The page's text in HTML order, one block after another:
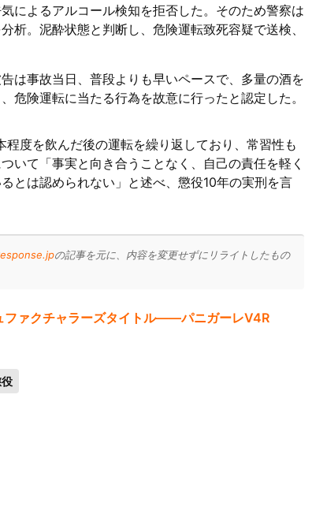
によるアルコール検知を拒否した。そのため警察は
析。泥酔状態と判断し、危険運転致死容疑で送検、
は事故当日、普段よりも早いペースで、多量の酒を
危険運転に当たる行為を故意に行ったと認定した。
度を飲んだ後の運転を繰り返しており、常習性も
いて「事実と向き合うことなく、自己の責任を軽く
とは認められない」と述べ、懲役10年の実刑を言
の記事を元に、内容を変更せずにリライトしたもの
ファクチャラーズタイトル——パニガーレV4R